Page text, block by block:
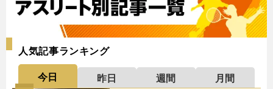
人気記事ランキング
今日 昨日 週間
月間